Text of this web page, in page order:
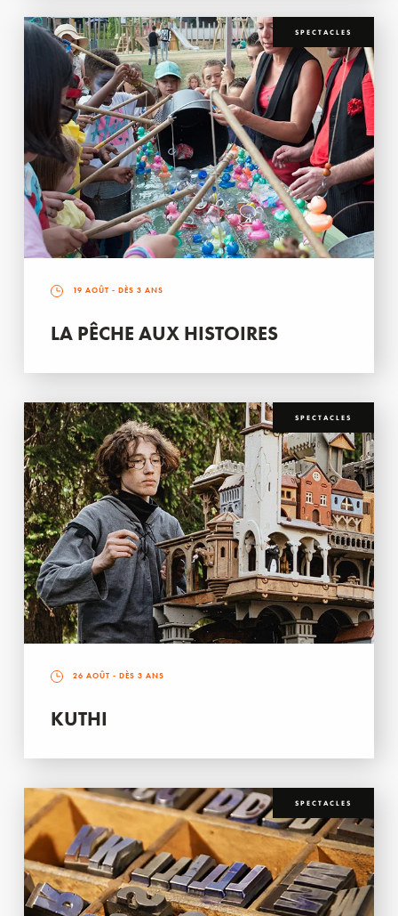
SPECTACLES
19 AOÛT - DÈS 3 ANS
LA PÊCHE AUX HISTOIRES
SPECTACLES
26 AOÛT - DÈS 3 ANS
KUTHI
SPECTACLES